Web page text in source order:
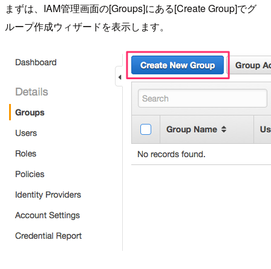
まずは、IAM管理画面の[Groups]にある[Create Group]でグ
ループ作成ウィザードを表示します。